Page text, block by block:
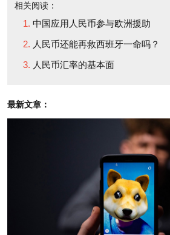
中国地方债是否安全
有人担心中国地方政府债务率在
行问题比较突出，会不会造成中
李稻葵认为，中国目前有世界上
ＧＤＰ的５０％，还处于安全边
希望能够有一些投资的渠道获得
个环境下杠杆率比例的上升，目
太担忧的”。但是，这种杠杆率上
惕，特别是中国正在进行新一轮
相关阅读：
中国应用人民币参与欧洲援助
人民币还能再救西班牙一命吗？
人民币汇率的基本面
最新文章：